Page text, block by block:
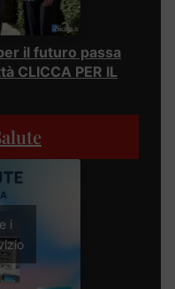
il futuro passa
CLICCA PER IL
i